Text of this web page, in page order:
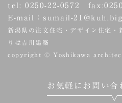
tel: 0250-22-0572
E-mail：sumail-
新潟県の注文住宅・デザイン住宅・
りは吉川建築
copyright © Yoshikawa
お気軽にお問い合